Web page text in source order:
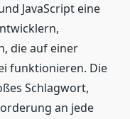
JavaScript eine
die auf einer
funktionieren. Die
Schlagwort,
an jede